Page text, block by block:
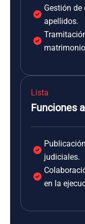
Gestión
apellidos.
Lista
Funciones
judiciales.
en la